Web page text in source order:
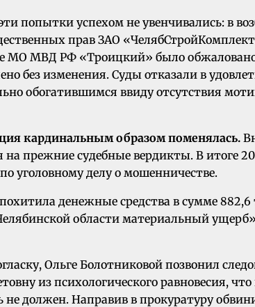
попытки успехом не увенчивались: в
прав ЗАО
МО МВД РФ «Троицкий» было
без изменения. Суды отказали в
обогатившимся ввиду отсутствия
кардинальным образом поменялась.
прежние судебные вердикты. В итоге 20
уголовному делу о мошенничестве.
денежные средства в сумме 882,6
области материальный
Ольге Болотниковой позвонил
из психологического равновесия,
должен. Направив в прокуратуру